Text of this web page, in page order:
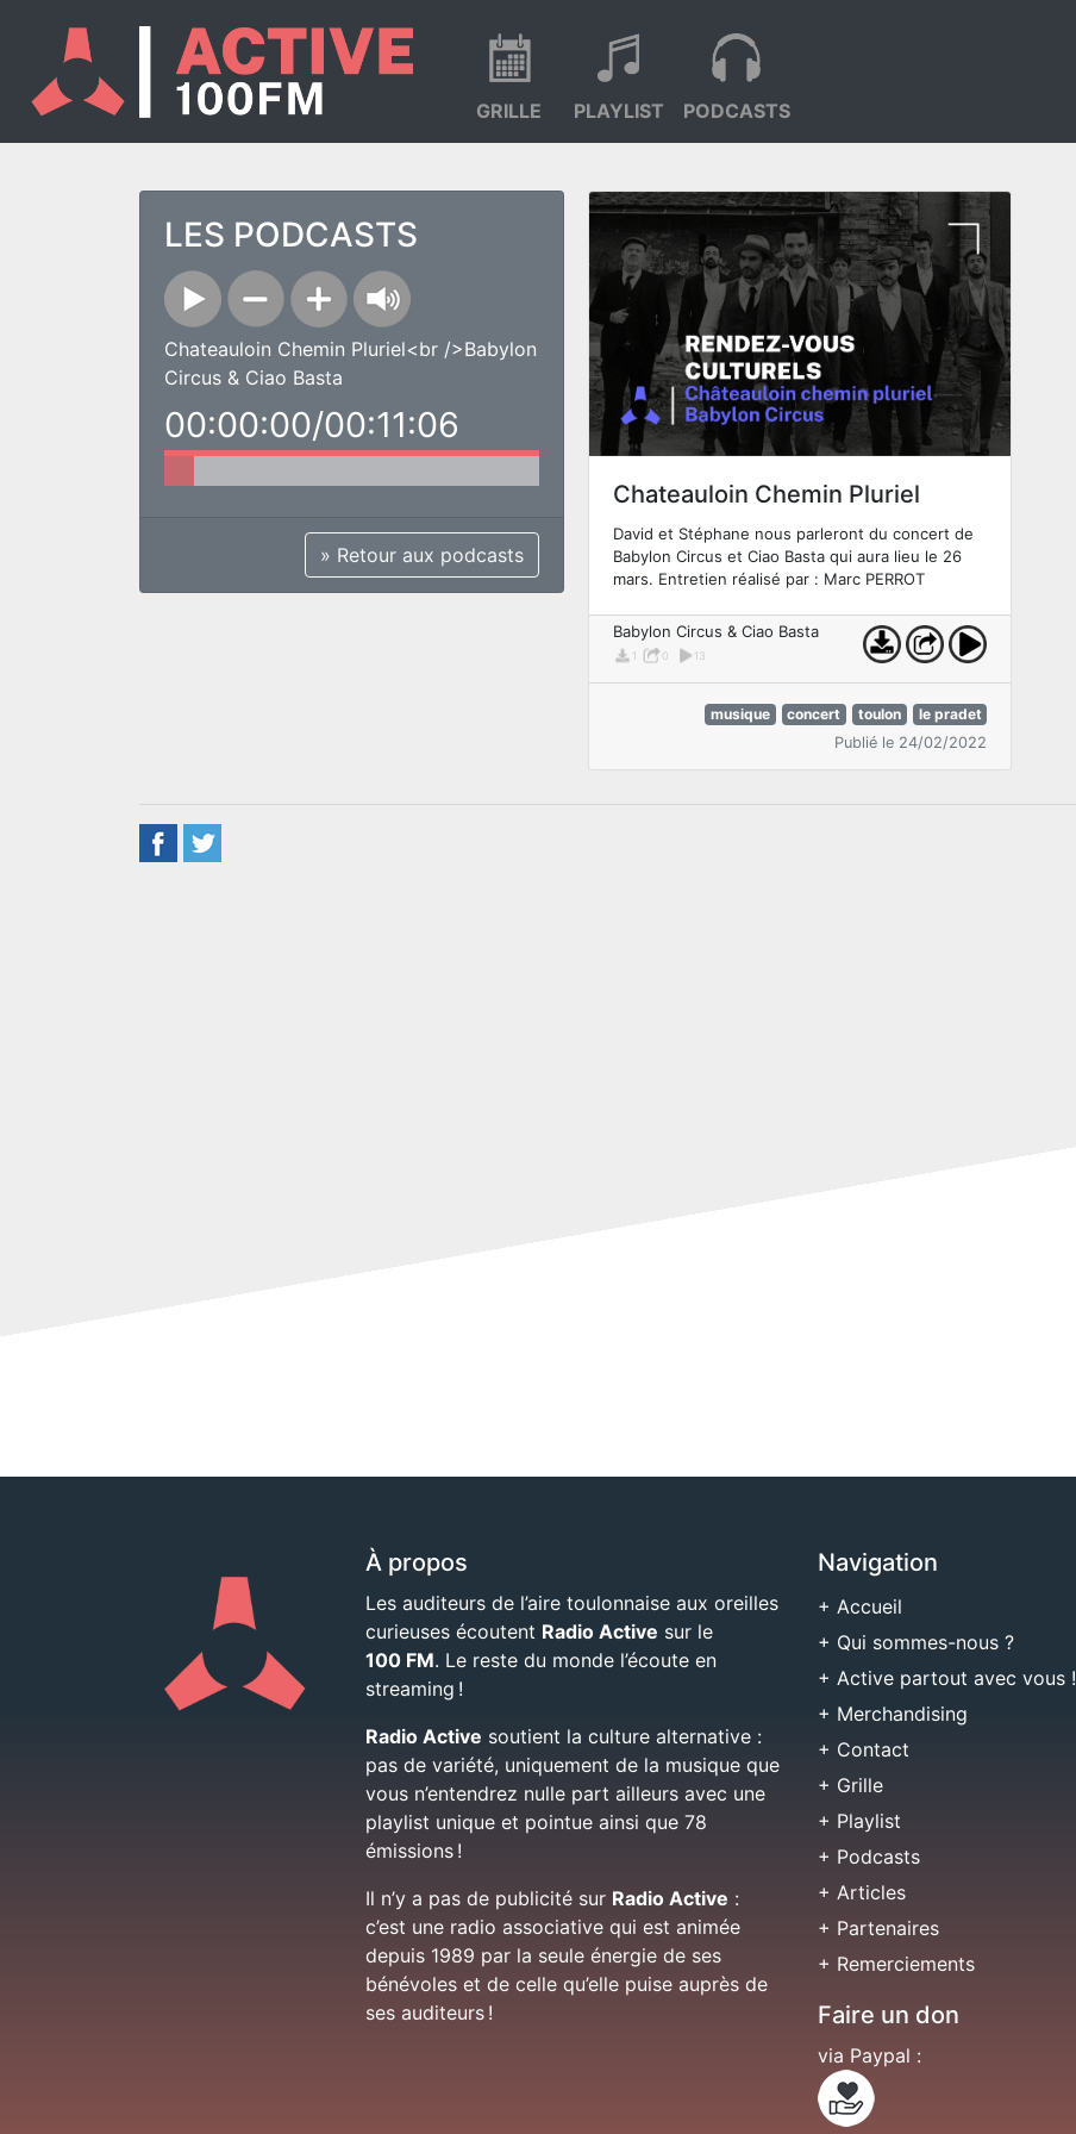
GRILLE PLAYLIST PODCASTS
LES PODCASTS
Chateauloin Chemin Pluriel<br />Babylon
Circus & Ciao Basta
00:00:00/00:11:06
» Retour aux podcasts
Chateauloin Chemin Pluriel
David et Stéphane nous parleront du concert de
Babylon Circus et Ciao Basta qui aura lieu le 26
mars. Entretien réalisé par : Marc PERROT
Babylon Circus & Ciao Basta
1 0 13
musique concert toulon
le pradet
Publié le 24/02/2022
À propos
Les auditeurs de l’aire toulonnaise aux oreilles
curieuses écoutent Radio Active sur le
100 FM. Le reste du monde l’écoute en
streaming !
Radio Active soutient la culture alternative :
pas de variété, uniquement de la musique que
vous n’entendrez nulle part ailleurs avec une
playlist unique et pointue ainsi que 78
émissions !
Il n’y a pas de publicité sur Radio Active :
c’est une radio associative qui est animée
depuis 1989 par la seule énergie de ses
bénévoles et de celle qu’elle puise auprès de
ses auditeurs !
Navigation
+ Accueil
+ Qui sommes-nous ?
+ Active partout avec vous !
+ Merchandising
+ Contact
+ Grille
+ Playlist
+ Podcasts
+ Articles
+ Partenaires
+ Remerciements
Faire un don
via Paypal :